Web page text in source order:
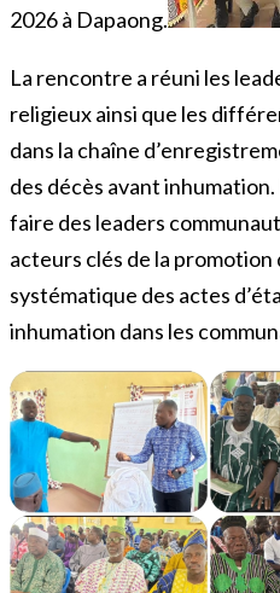
2026 à Dapaong.
La rencontre a réuni les
religieux ainsi que les
dans la chaîne
des décès avant
faire des leaders
acteurs clés de la
systématique des actes
inhumation dans les